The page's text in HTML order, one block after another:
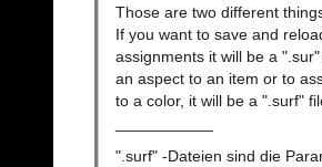
Those are two different
If you want to save and
assignments it will be a
an aspect to an item or to
to a color, it will be a ".surf"
".surf" -Dateien sind die